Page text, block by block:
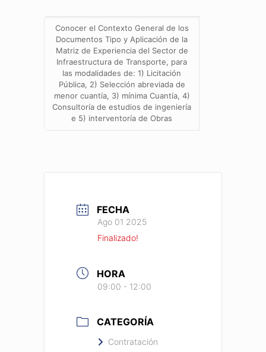
Conocer el Contexto General de los
Documentos Tipo y Aplicación de la
Matriz de Experiencia del Sector de
Infraestructura de Transporte, para
las modalidades de: 1) Licitación
Pública, 2) Selección abreviada de
menor cuantía, 3) mínima Cuantía, 4)
Consultoría de estudios de ingeniería
e 5) interventoría de Obras
FECHA
Ago 01 2025
Finalizado!
HORA
09:00 - 12:00
CATEGORÍA
Contratación